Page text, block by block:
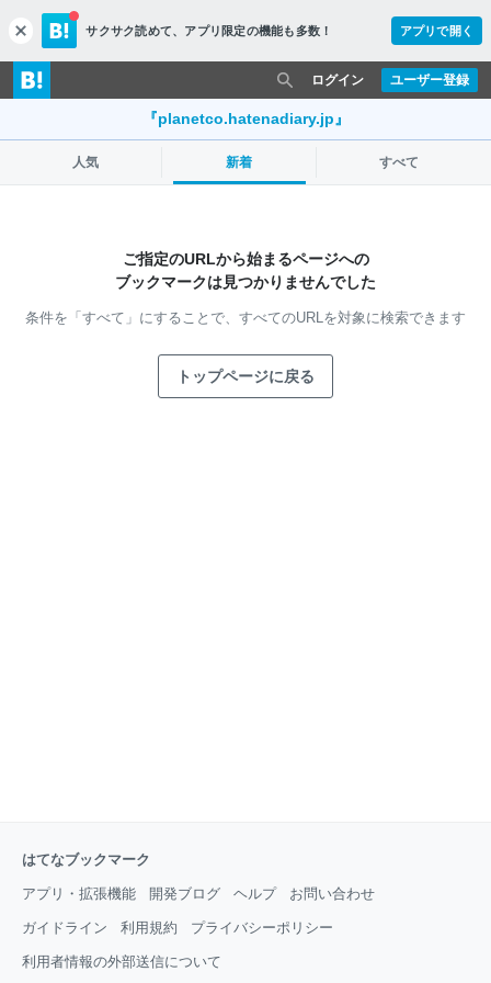
c
l
o
s
サクサク読めて、 アプリ限定の機能も多数！ アプリで開く
ユーザー登録
ログイン
『planetco.hatenadiary.jp』
人気 新着 すべて
ご指定のURLから始まるページへの
ブックマークは見つかりませんでした
条件を「すべて」にすることで、 すべてのURLを対象に検索できます
トップページに戻る
はてなブックマーク
アプリ・拡張機能 開発ブログ ヘルプ お問い合わせ
ガイドライン 利用規約 プライバシーポリシー
利用者情報の外部送信について